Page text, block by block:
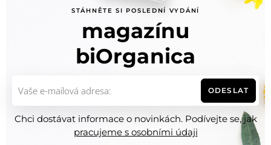
STÁHNĚTE SI POSLEDNÍ VYDÁNÍ
magazínu
biOrganica
ODESLAT
Chci dostávat informace o novinkách. Podívejte se, jak
pracujeme s osobními údaji